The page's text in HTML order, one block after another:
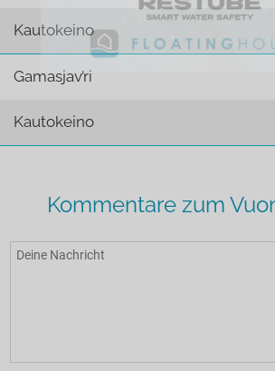
Kautokeino
Gamasjav’ri
Kautokeino
Kommentare zum